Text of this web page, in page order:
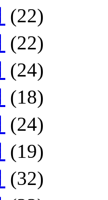
(22)
(22)
(24)
(18)
(24)
(19)
(32)